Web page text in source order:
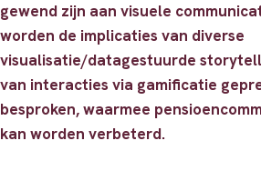
gewend zijn aan visuele
worden de implicaties van diverse
visualisatie/datagestuurde
van interacties via gamificatie
besproken, waarmee
kan worden verbeterd.